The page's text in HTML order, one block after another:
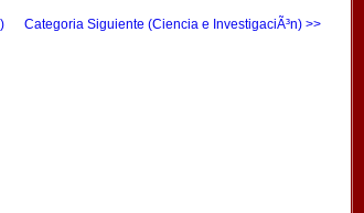
Categoria Siguiente (Ciencia e InvestigaciÃ³n) >>